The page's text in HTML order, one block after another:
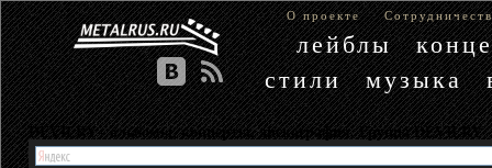
О проекте
лейблы
стили
музыка
DEVILRY - альбомы, концерты, дискография. Группа DEVILRY